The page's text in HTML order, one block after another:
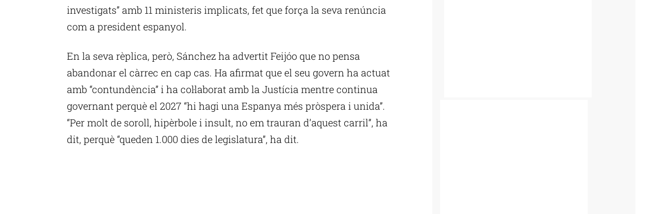
investigats” amb 11 ministeris implicats, fet que força la seva renúncia
com a president espanyol.
En la seva rèplica, però, Sánchez ha advertit Feijóo que no pensa
abandonar el càrrec en cap cas. Ha afirmat que el seu govern ha actuat
amb “contundència” i ha col·laborat amb la Justícia mentre continua
governant perquè el 2027 “hi hagi una Espanya més pròspera i unida”.
“Per molt de soroll, hipèrbole i insult, no em trauran d’aquest carril”, ha
dit, perquè “queden 1.000 dies de legislatura”, ha dit.